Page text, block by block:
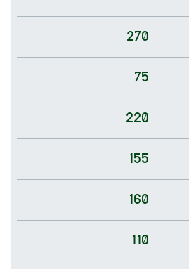
270
75
220
155
160
110